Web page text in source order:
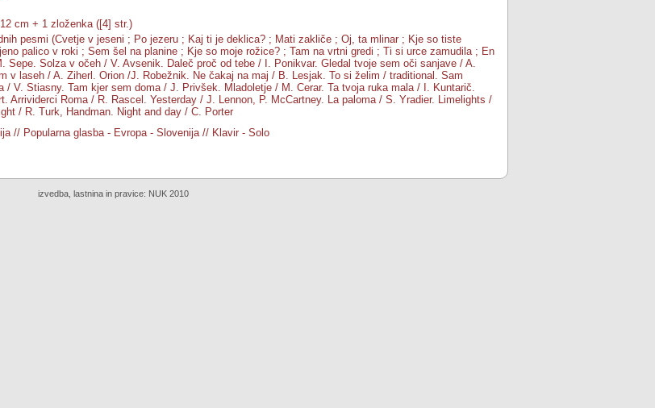
cm + 1 zloženka ([4] str.)
pesmi (Cvetje v jeseni ; Po jezeru ; Kaj ti je deklica? ; Mati zakliče ; Oj, ta mlinar ; Kje so tiste
palico v roki ; Sem šel na planine ; Kje so moje rožice? ; Tam na vrtni gredi ; Ti si urce zamudila ; En
Sepe. Solza v očeh / V. Avsenik. Daleč proč od tebe / I. Ponikvar. Gledal tvoje sem oči sanjave / A.
v laseh / A. Ziherl. Orion /J. Robežnik. Ne čakaj na maj / B. Lesjak. To si želim / traditional. Sam
/ V. Stiasny. Tam kjer sem doma / J. Privšek. Mladoletje / M. Cerar. Ta tvoja ruka mala / I. Kuntarič.
Arrividerci Roma / R. Rascel. Yesterday / J. Lennon, P. McCartney. La paloma / S. Yradier. Limelights /
/ R. Turk, Handman. Night and day / C. Porter
// Popularna glasba - Evropa - Slovenija // Klavir - Solo
izvedba, lastnina in pravice: NUK 2010